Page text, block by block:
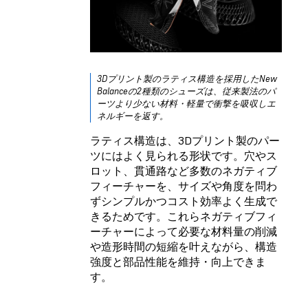
3Dプリント製のラティス構造を採用したNew
Balanceの2種類のシューズは、従来製法のパ
ーツより少ない材料・軽量で衝撃を吸収しエ
ネルギーを返す。
ラティス構造は、3Dプリント製のパー
ツにはよく見られる形状です。穴やス
ロット、貫通路など多数のネガティブ
フィーチャーを、サイズや角度を問わ
ずシンプルかつコスト効率よく生成で
きるためです。これらネガティブフィ
ーチャーによって必要な材料量の削減
や造形時間の短縮を叶えながら、構造
強度と部品性能を維持・向上できま
す。